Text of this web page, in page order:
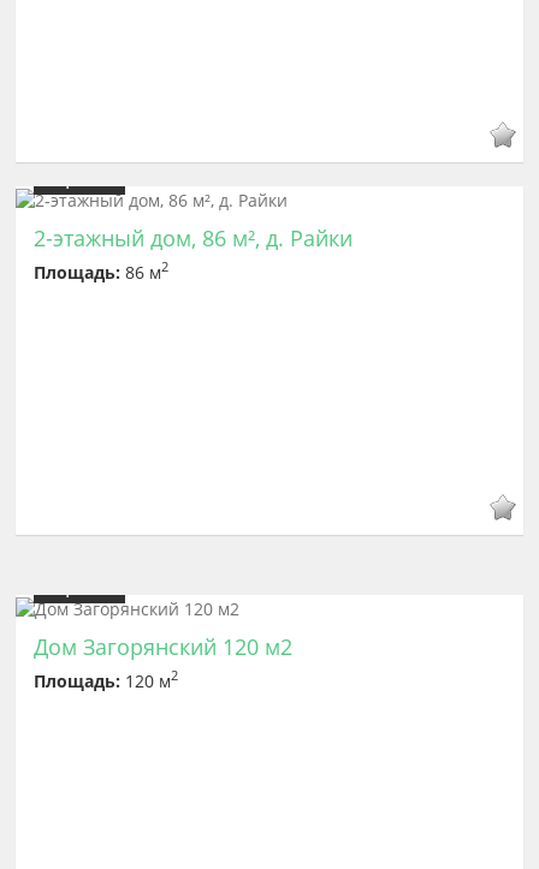
2-этажный дом, 86 м², д. Райки
Площадь:86 м2
Дом Загорянский 120 м2
Площадь: 120 м2